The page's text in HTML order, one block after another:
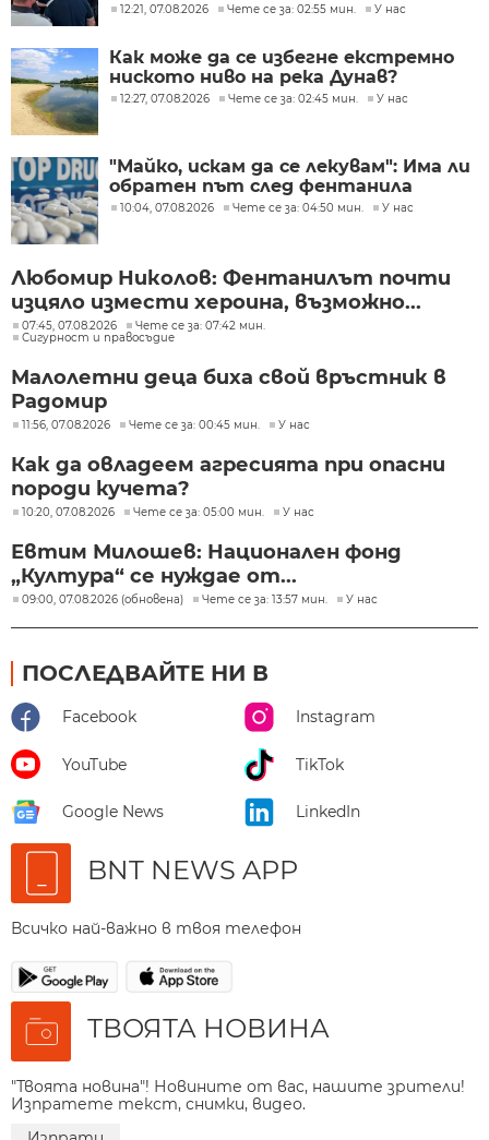
12:21, 07.08.2026 Чете се за: 02:55 мин. У нас
Как може да се избегне екстремно
ниското ниво на река Дунав?
12:27, 07.08.2026 Чете се за: 02:45 мин. У нас
"Майко, искам да се лекувам": Има ли
обратен път след фентанила
10:04, 07.08.2026 Чете се за: 04:50 мин. У нас
Любомир Николов: Фентанилът почти
изцяло измести хероина, възможно...
07:45, 07.08.2026
Чете се за: 07:42 мин.
Сигурност и правосъдие
Малолетни деца биха свой връстник в
Радомир
11:56, 07.08.2026 Чете се за: 00:45 мин. У нас
Как да овладеем агресията при опасни
породи кучета?
10:20, 07.08.2026 Чете се за: 05:00 мин. У нас
Евтим Милошев: Национален фонд
„Култура“ се нуждае от...
09:00, 07.08.2026 (обновена) Чете се за: 13:57 мин. У нас
ПОСЛЕДВАЙТЕ НИ В
Facebook Instagram
YouTube TikTok
Google News LinkedIn
BNT NEWS APP
Всичко най-важно в твоя телефон
ТВОЯТА НОВИНА
"Твоята новина"! Новините от вас, нашите зрители!
Изпратете текст, снимки, видео.